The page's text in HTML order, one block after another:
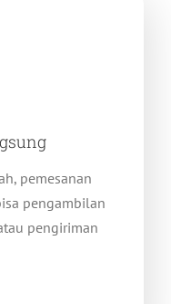
pemesanan
pengambilan
pengiriman